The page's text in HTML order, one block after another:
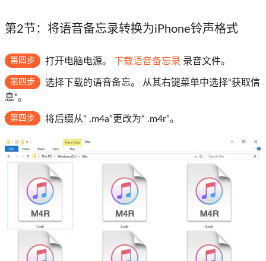
第2节：将语音备忘录转换为iPhone铃声格式
第四步 打开电脑电源。 下载语音备忘录 录音文件。
第四步
选择下载的语音备忘。 从其右键菜单中选择“获取信
息”。
第四步 将后缀从“ .m4a”更改为“ .m4r”。